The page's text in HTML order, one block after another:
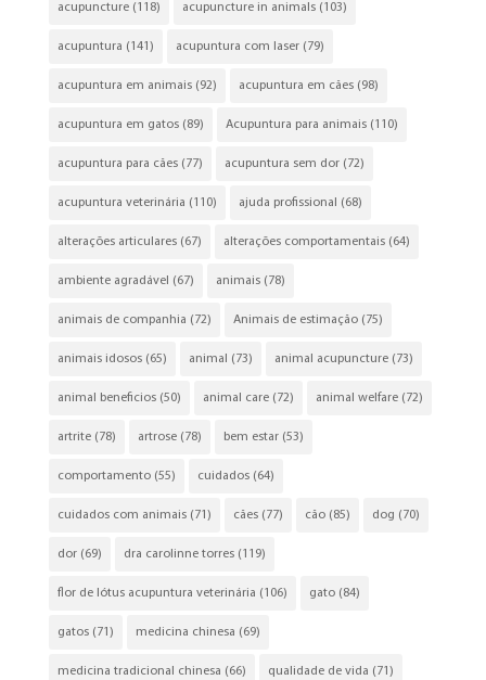
acupuncture(118) acupuncture in animals(103)
acupuntura (141) acupuntura com laser(79)
acupuntura em animais(92) acupuntura em cães(98)
acupuntura em gatos(89) Acupuntura para animais(110)
acupuntura para cães(77) acupuntura sem dor(72)
acupuntura veterinária (110) ajuda profissional (68)
alterações articulares(67) alterações comportamentais(64)
ambiente agradável (67) animais(78)
animais de companhia (72) Animais de estimação(75)
animais idosos(65) animal (73) animal acupuncture(73)
animal beneficios(50) animal care(72) animal welfare(72)
artrite(78) artrose(78) bem estar(53)
comportamento(55) cuidados(64)
cuidados com animais(71) cães(77) cão(85) dog (70)
dor(69) dra carolinne torres(119)
flor de lótus acupuntura veterinária (106) gato(84)
gatos(71) medicina chinesa (69)
medicina tradicional chinesa (66) qualidade de vida (71)